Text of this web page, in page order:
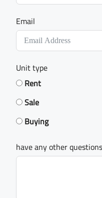
Email
Unit type
Rent
Sale
Buying
have any other